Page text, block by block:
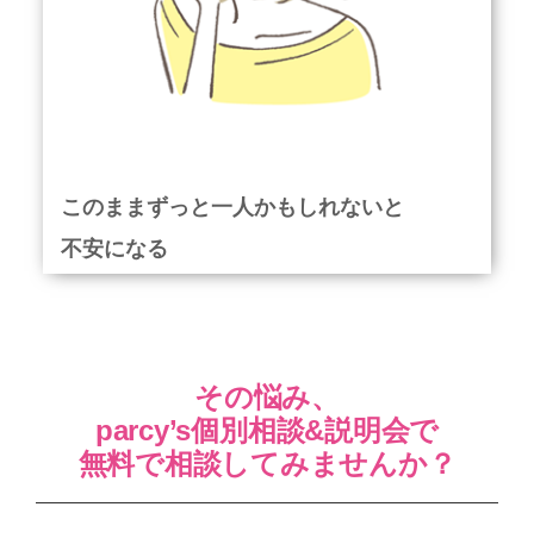
このままずっと一人かもしれないと
不安になる
その悩み、
parcy’s個別相談&説明会で
無料で相談してみませんか？